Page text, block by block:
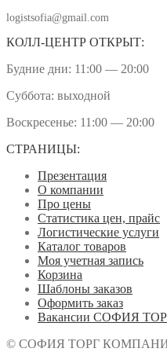
logistsofia@gmail.com
КОЛЛ-ЦЕНТР ОТКРЫТ:
Будние дни: 11:00 — 20:00
Суббота: выходной
Воскресенье: 11:00 — 20:00
СТРАНИЦЫ:
Презентация
О компании
Про цены
Статистика цен, прайс
Логистические услуги
Каталог товаров
Моя учетная запись
Корзина
Шаблоны заказов
Оформить заказ
Вакансии СОФИЯ
© СОФИЯ ТОРГ КОМПАНИ